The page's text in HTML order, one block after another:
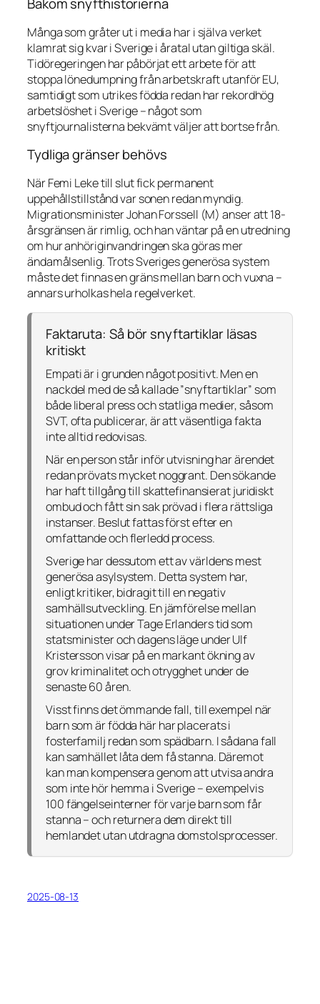
Bakom snyfthistorierna
Många som gråter ut i media har i själva verket
klamrat sig kvar i Sverige i åratal utan giltiga skäl.
Tidöregeringen har påbörjat ett arbete för att
stoppa lönedumpning från arbetskraft utanför EU,
samtidigt som utrikes födda redan har rekordhög
arbetslöshet i Sverige – något som
snyftjournalisterna bekvämt väljer att bortse från.
Tydliga gränser behövs
När Femi Leke till slut fick permanent
uppehållstillstånd var sonen redan myndig.
Migrationsminister Johan Forssell (M) anser att 18-
årsgränsen är rimlig, och han väntar på en utredning
om hur anhöriginvandringen ska göras mer
ändamålsenlig. Trots Sveriges generösa system
måste det finnas en gräns mellan barn och vuxna –
annars urholkas hela regelverket.
Faktaruta: Så bör snyftartiklar läsas
kritiskt
Empati är i grunden något positivt. Men en
nackdel med de så kallade ”snyftartiklar” som
både liberal press och statliga medier, såsom
SVT, ofta publicerar, är att väsentliga fakta
inte alltid redovisas.
När en person står inför utvisning har ärendet
redan prövats mycket noggrant. Den sökande
har haft tillgång till skattefinansierat juridiskt
ombud och fått sin sak prövad i flera rättsliga
instanser. Beslut fattas först efter en
omfattande och flerledd process.
Sverige har dessutom ett av världens mest
generösa asylsystem. Detta system har,
enligt kritiker, bidragit till en negativ
samhällsutveckling. En jämförelse mellan
situationen under Tage Erlanders tid som
statsminister och dagens läge under Ulf
Kristersson visar på en markant ökning av
grov kriminalitet och otrygghet under de
senaste 60 åren.
Visst finns det ömmande fall, till exempel när
barn som är födda här har placerats i
fosterfamilj redan som spädbarn. I sådana fall
kan samhället låta dem få stanna. Däremot
kan man kompensera genom att utvisa andra
som inte hör hemma i Sverige – exempelvis
100 fängelseinterner för varje barn som får
stanna – och returnera dem direkt till
hemlandet utan utdragna domstolsprocesser.
2025-08-13